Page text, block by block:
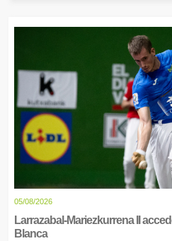
05/08/2026
Larrazabal-Mariezkurrena II
Blanca